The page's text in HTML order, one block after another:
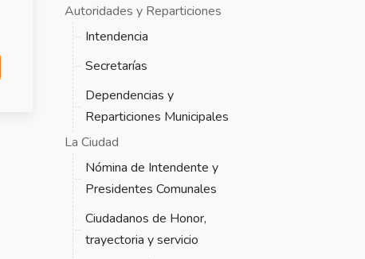
Autoridades y Reparticiones
Intendencia
Secretarías
Dependencias y
Reparticiones Municipales
La Ciudad
Nómina de Intendente y
Presidentes Comunales
Ciudadanos de Honor,
trayectoria y servicio